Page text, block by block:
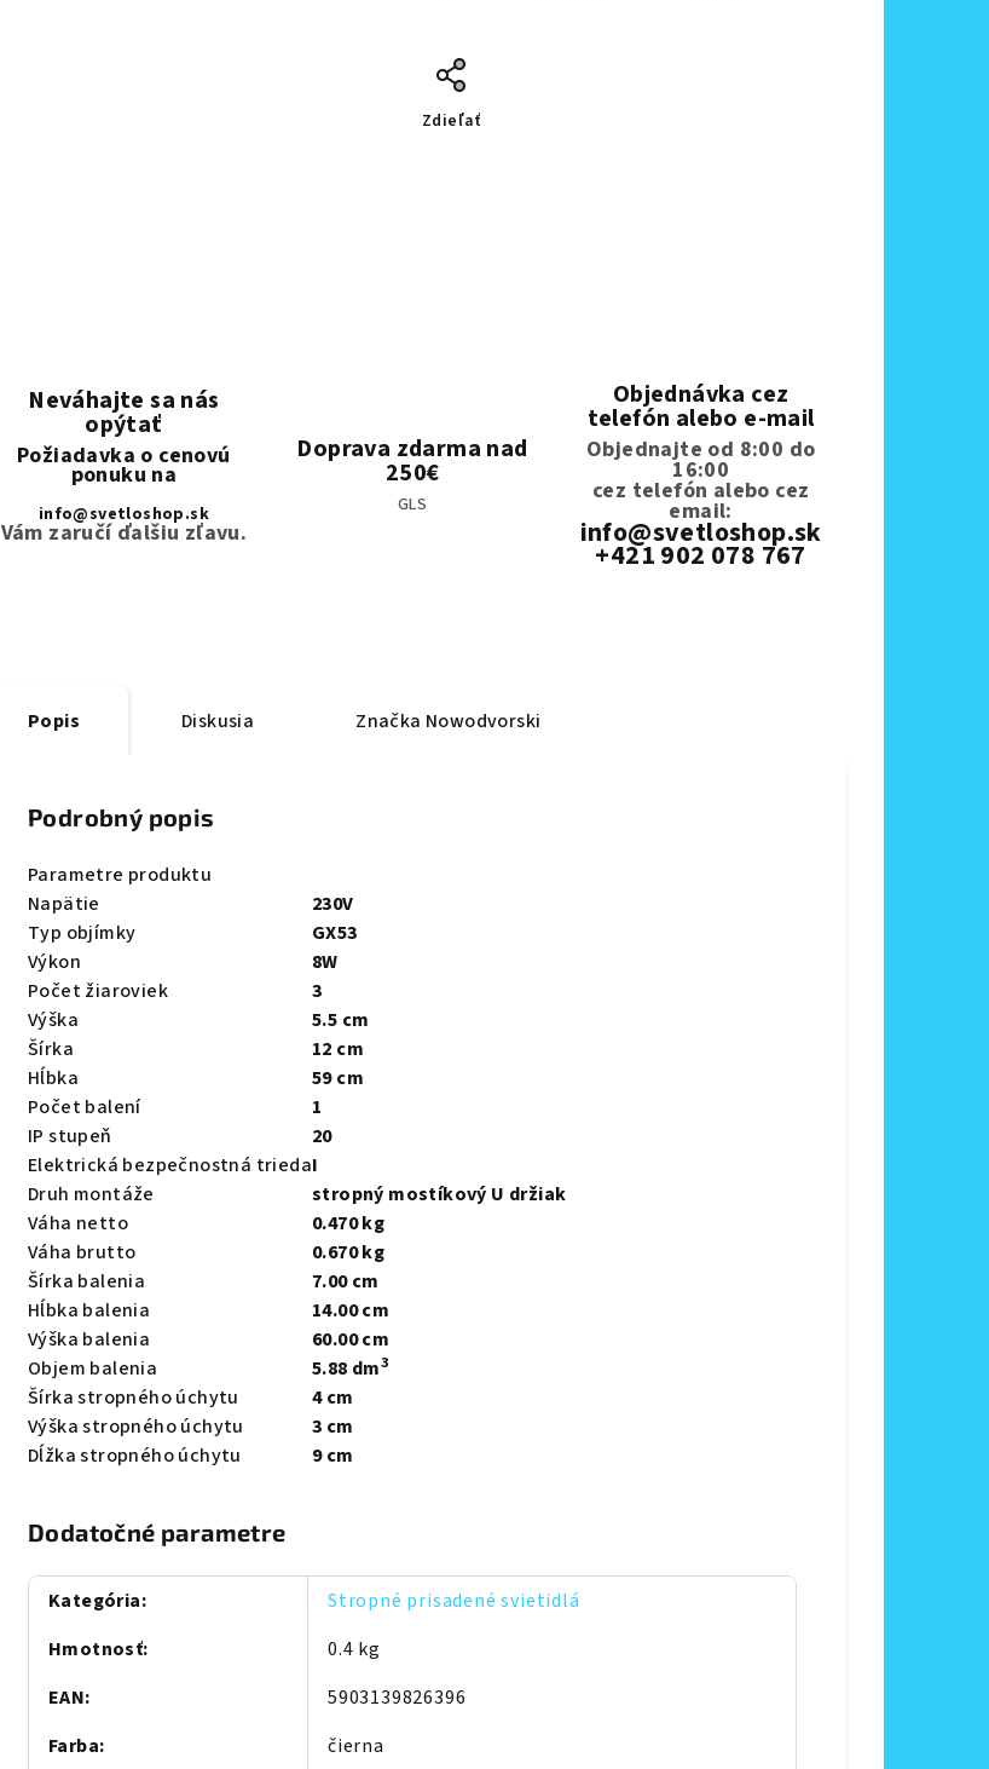
Zdieľať
Neváhajte sa nás
opýtať
Požiadavka o cenovú
ponuku na
info@svetloshop.sk
Vám zaručí ďalšiu zľavu.
Doprava zdarma nad
250€
GLS
Objednávka cez
telefón alebo e-mail
Objednajte od 8:00 do
16:00
cez telefón alebo cez
email:
info@svetloshop.sk
+421 902 078 767
Popis Diskusia Značka Nowodvorski
Podrobný popis
Parametre produktu
Napätie
230V
Typ objímky
GX53
Výkon
8W
Počet žiaroviek
3
Výška
5.5 cm
Šírka
12 cm
Hĺbka
59 cm
Počet balení
1
IP stupeň
20
Elektrická bezpečnostná triedaI
Druh montáže
stropný mostíkový U držiak
Váha netto
0.470 kg
Váha brutto
0.670 kg
Šírka balenia
7.00 cm
Hĺbka balenia
14.00 cm
Výška balenia
60.00 cm
Objem balenia
5.88 dm3
Šírka stropného úchytu
4 cm
Výška stropného úchytu
3 cm
Dĺžka stropného úchytu
9 cm
Dodatočné parametre
Kategória:
Stropné prisadené svietidlá
Hmotnosť:
0.4 kg
EAN:
5903139826396
Farba:
čierna